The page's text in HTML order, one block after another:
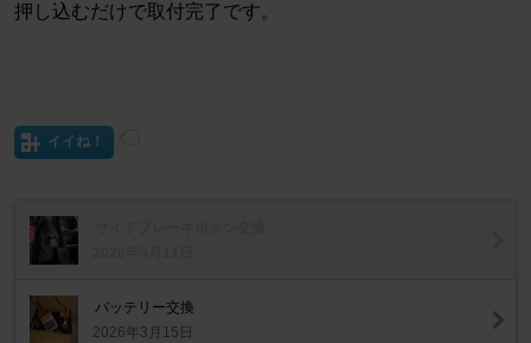
押し込むだけで取付完了です。
イイね！
バッテリー交換
2026年3月15日